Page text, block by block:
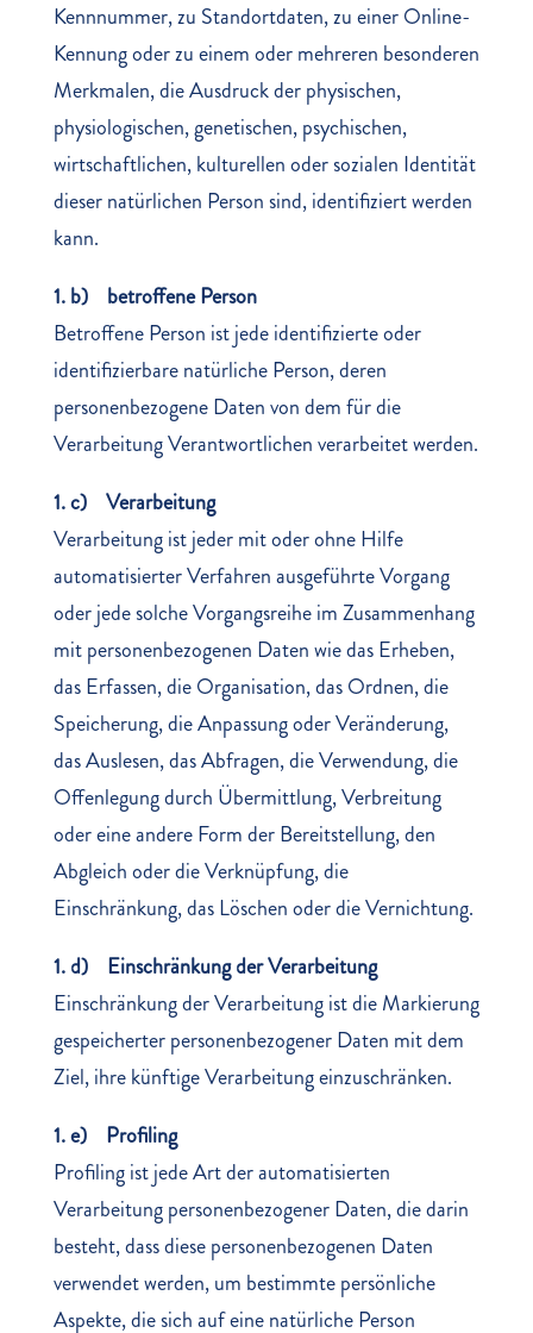
Kennnummer, zu Standortdaten, zu einer Online-
Kennung oder zu einem oder mehreren besonderen
Merkmalen, die Ausdruck der physischen,
physiologischen, genetischen, psychischen,
wirtschaftlichen, kulturellen oder sozialen Identität
dieser natürlichen Person sind, identifiziert werden
kann.
1. b) betroffene Person
Betroffene Person ist jede identifizierte oder
identifizierbare natürliche Person, deren
personenbezogene Daten von dem für die
Verarbeitung Verantwortlichen verarbeitet werden.
1. c) Verarbeitung
Verarbeitung ist jeder mit oder ohne Hilfe
automatisierter Verfahren ausgeführte Vorgang
oder jede solche Vorgangsreihe im Zusammenhang
mit personenbezogenen Daten wie das Erheben,
das Erfassen, die Organisation, das Ordnen, die
Speicherung, die Anpassung oder Veränderung,
das Auslesen, das Abfragen, die Verwendung, die
Offenlegung durch Übermittlung, Verbreitung
oder eine andere Form der Bereitstellung, den
Abgleich oder die Verknüpfung, die
Einschränkung, das Löschen oder die Vernichtung.
1. d) Einschränkung der Verarbeitung
Einschränkung der Verarbeitung ist die Markierung
gespeicherter personenbezogener Daten mit dem
Ziel, ihre künftige Verarbeitung einzuschränken.
1. e) Profiling
Profiling ist jede Art der automatisierten
Verarbeitung personenbezogener Daten, die darin
besteht, dass diese personenbezogenen Daten
verwendet werden, um bestimmte persönliche
Aspekte, die sich auf eine natürliche Person